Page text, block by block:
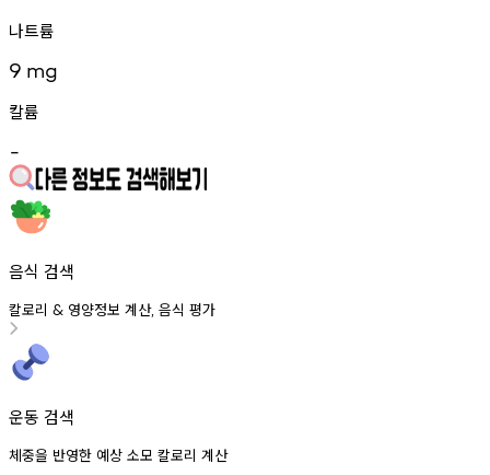
나트륨
9 mg
칼륨
-
음식 검색
칼로리 & 영양정보 계산, 음식 평가
운동 검색
체중을 반영한 예상 소모 칼로리 계산